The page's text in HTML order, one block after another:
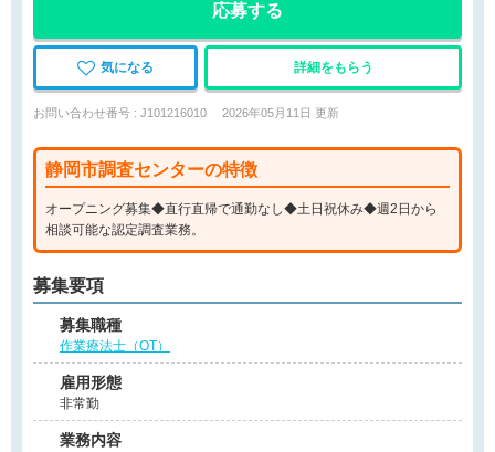
応募する
気になる 詳細をもらう
お問い合わせ番号 : J101216010 2026年05月11日 更新
静岡市調査センターの特徴
オープニング募集◆直行直帰で通勤なし◆土日祝休み◆週2日から
相談可能な認定調査業務。
募集要項
募集職種
作業療法士（OT）
雇用形態
非常勤
業務内容